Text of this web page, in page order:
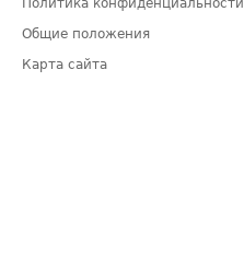
Политика конфиденциальности
Общие положения
Карта сайта